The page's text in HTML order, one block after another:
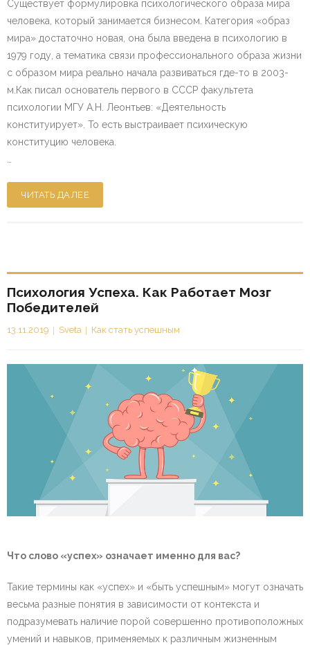
Существует формулировка психологического образа мира
человека, который занимается бизнесом. Категория «образ
мира» достаточно новая, она была введена в психологию в
1979 году, а тематика связи профессионального образа жизни
с образом мира реально начала развиваться где-то в 2003-
м.Как писал основатель первого в СССР факультета
психологии МГУ А.Н. Леонтьев: «Деятельность
конституирует». То есть выстраивает психическую
конституцию человека.
…
ЧИТАТЬ ДАЛЕЕ
Психология Успеха. Как Работает Мозг
Победителей
13.11.2019 Sveta Как стать успешным
Что слово «успех» означает именно для вас?
Такие термины как «успех» и «быть успешным» могут означать
весьма разные понятия в зависимости от контекста и
подразумевать наличие порой совершенно противоположных
умений и навыков, применяемых к различным жизненным